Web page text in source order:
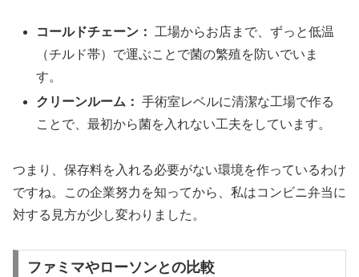
コールドチェーン：
工場からお店まで、ずっと低温
（チルド帯）で運ぶことで菌の繁殖を防いでいま
す。
クリーンルーム： 手術室レベルに清潔な工場で作る
ことで、最初から菌を入れない工夫をしています。
つまり、保存料を入れる必要がない環境を作っているわけ
ですね。この企業努力を知ってから、私はコンビニ弁当に
対する見方が少し変わりました。
ファミマやローソンとの比較